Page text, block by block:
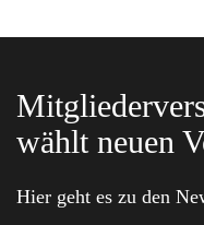
wählt neuen
Hier geht es zu den